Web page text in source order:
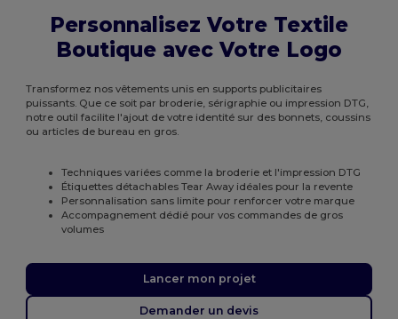
Personnalisez Votre Textile
Boutique avec Votre Logo
Transformez nos vêtements unis en supports publicitaires
puissants. Que ce soit par broderie, sérigraphie ou impression DTG,
notre outil facilite l'ajout de votre identité sur des bonnets, coussins
ou articles de bureau en gros.
Techniques variées comme la broderie et l'impression DTG
Étiquettes détachables Tear Away idéales pour la revente
Personnalisation sans limite pour renforcer votre marque
Accompagnement dédié pour vos commandes de gros
volumes
Lancer mon projet
Demander un devis